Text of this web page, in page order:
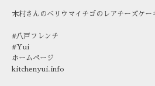
木村さんのベリウマイチゴのレアチーズケ
#八戸フレンチ
#Yui
ホームページ
kitchenyui.info